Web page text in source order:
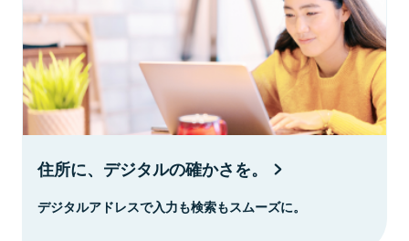
住所に、デジタルの確かさを。
デジタルアドレスで入力も検索もスムーズに。